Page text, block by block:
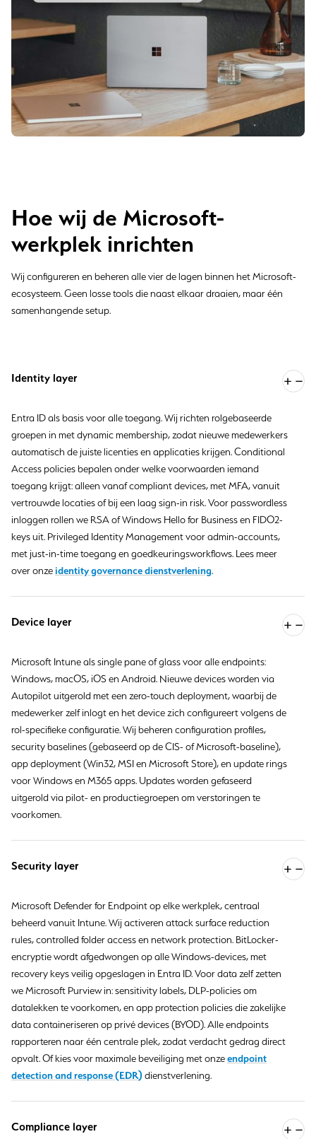
Hoe wij de Microsoft-
werkplek inrichten
Wij configureren en beheren alle vier de lagen binnen het Microsoft-
ecosysteem. Geen losse tools die naast elkaar draaien, maar één
samenhangende setup.
Identity layer
Entra ID als basis voor alle toegang. Wij richten rolgebaseerde
groepen in met dynamic membership, zodat nieuwe medewerkers
automatisch de juiste licenties en applicaties krijgen. Conditional
Access policies bepalen onder welke voorwaarden iemand
toegang krijgt: alleen vanaf compliant devices, met MFA, vanuit
vertrouwde locaties of bij een laag sign-in risk. Voor passwordless
inloggen rollen we RSA of Windows Hello for Business en FIDO2-
keys uit. Privileged Identity Management voor admin-accounts,
met just-in-time toegang en goedkeuringsworkflows. Lees meer
over onze identity governance dienstverlening.
Device layer
Microsoft Intune als single pane of glass voor alle endpoints:
Windows, macOS, iOS en Android. Nieuwe devices worden via
Autopilot uitgerold met een zero-touch deployment, waarbij de
medewerker zelf inlogt en het device zich configureert volgens de
rol-specifieke configuratie. Wij beheren configuration profiles,
security baselines (gebaseerd op de CIS- of Microsoft-baseline),
app deployment (Win32, MSI en Microsoft Store), en update rings
voor Windows en M365 apps. Updates worden gefaseerd
uitgerold via pilot- en productiegroepen om verstoringen te
voorkomen.
Security layer
Microsoft Defender for Endpoint op elke werkplek, centraal
beheerd vanuit Intune. Wij activeren attack surface reduction
rules, controlled folder access en network protection. BitLocker-
encryptie wordt afgedwongen op alle Windows-devices, met
recovery keys veilig opgeslagen in Entra ID. Voor data zelf zetten
we Microsoft Purview in: sensitivity labels, DLP-policies om
datalekken te voorkomen, en app protection policies die zakelijke
data containeriseren op privé devices (BYOD). Alle endpoints
rapporteren naar één centrale plek, zodat verdacht gedrag direct
opvalt. Of kies voor maximale beveiliging met onzeendpoint
detection and response (EDR) dienstverlening.
Compliance layer